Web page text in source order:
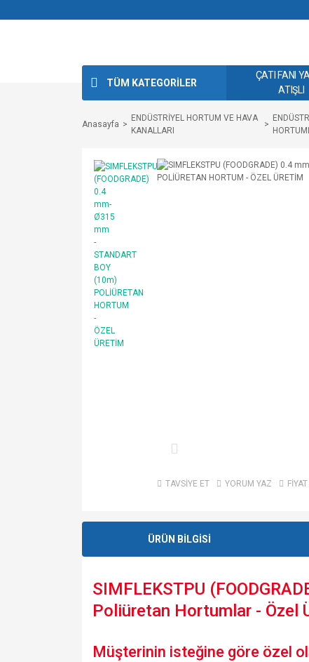
TÜM KATEGORİLER
ÇATI FANI
ATIŞLI
Anasayfa
ENDÜSTRİYEL HORTUM VE HAVA
KANALLARI
TAVSİYE ET YORUM YAZ
ÜRÜN BİLGİSİ
SIMFLEKSTPU
Poliüretan Hortumlar - Özel
Müşterinin isteğine göre özel